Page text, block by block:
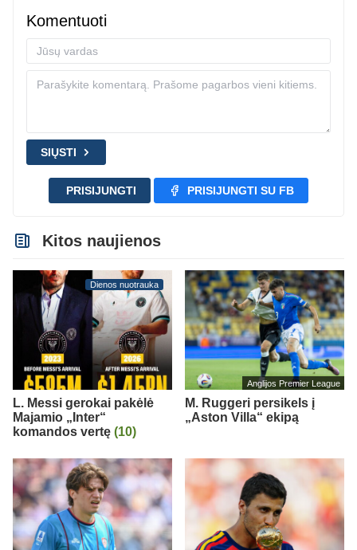
Komentuoti
SIŲSTI
PRISIJUNGTI PRISIJUNGTI SU FB
Kitos naujienos
Dienos nuotrauka
L. Messi gerokai pakėlė
Majamio „Inter“
komandos vertę (10)
Anglijos Premier League
M. Ruggeri persikels į
„Aston Villa“ ekipą